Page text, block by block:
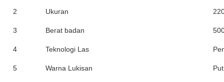
2 Ukuran
3 Berat badan
4 Teknologi Las
5 Warna Lukisan